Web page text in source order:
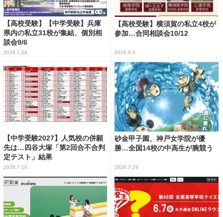
【高校受験】【中学受験】兵庫
県内の私立31校が集結、個別相
談会9/6
2026.7.28
【高校受験】横須賀の私立4校が
参加…合同相談会10/12
2026.8.5
【中学受験2027】人気校の併願
先は…四谷大塚「第2回合不合判
定テスト」結果
2026.7.16
砂金甲子園、神戸女学院が優
勝…全国14校の中高生が腕競う
2026.7.29